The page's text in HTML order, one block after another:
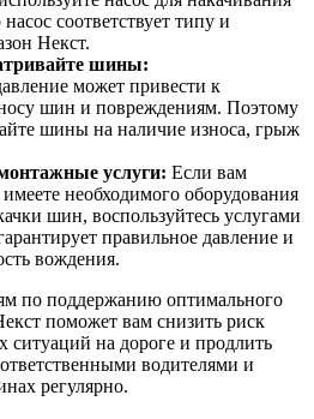
соответствует типу и
Некст.
шины:
может привести к
шин и повреждениям. Поэтому
шины на наличие износа, грыж
услуги: Если вам
необходимого оборудования
шин, воспользуйтесь услугами
правильное давление и
вождения.
по поддержанию оптимального
поможет вам снизить риск
ситуаций на дороге и продлить
водителями и
регулярно.